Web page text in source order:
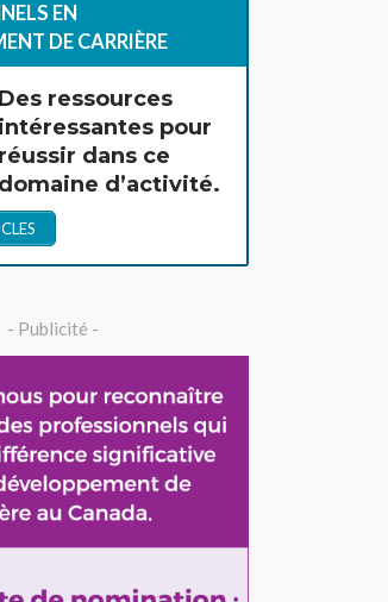
EN
DE CARRIÈRE
Des ressources
intéressantes pour
réussir dans ce
domaine d’activité.
- Publicité -